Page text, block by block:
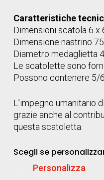
Caratteristiche
Dimensioni scatola 6 x
Dimensione nastrino
Diametro medaglietta
Le scatolette sono
Possono contenere 5/
L’impegno umanitario
grazie anche al
questa scatoletta.
Scegli se
Personalizza